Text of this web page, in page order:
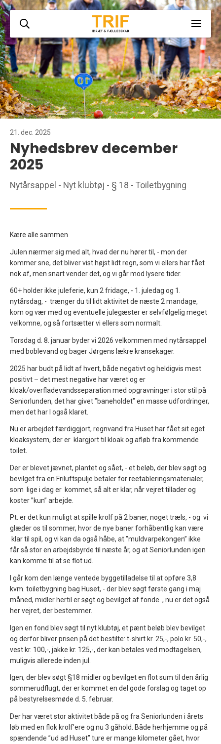
21. dec. 2025
Nyhedsbrev december
2025
Nytårsappel - Nyt klubtøj - § 18 - Toiletbygning
Kære alle sammen
Julen nærmer sig med alt, hvad der nu hører til, - mon der
kommer sne, det bliver vist højst lidt regn, som vi ellers har fået
nok af, men snart vender det, og vi går mod lysere tider.
60+ holder ikke juleferie, kun 2 fridage, - 1. juledag og 1.
nytårsdag, - trænger du til lidt aktivitet de næste 2 mandage,
kom og vær med og eventuelle julegæster er selvfølgelig meget
velkomne, og så fortsætter vi ellers som normalt.
Torsdag d. 8. januar byder vi 2026 velkommen med nytårsappel
med boblevand og bager Jørgens lækre kransekager.
2025 har budt på lidt af hvert, både negativt og heldigvis mest
positivt – det mest negative har været og er
kloak/overfladevandsseparation med opgravninger i stor stil på
Seniorlunden, det har givet ”baneholdet” en masse udfordringer,
men det har I også klaret.
Nu er arbejdet færdiggjort, regnvand fra Huset har fået sit eget
kloaksystem, der er klargjort til kloak og afløb fra kommende
toilet.
Der er blevet jævnet, plantet og sået, - et beløb, der blev søgt og
bevilget fra en Friluftspulje betaler for reetableringsmaterialer,
som lige i dag er kommet, så alt er klar, når vejret tillader og
koster ”kun” arbejde.
Pt. er det kun muligt at spille krolf på 2 baner, noget træls, - og vi
glæder os til sommer, hvor de nye baner forhåbentlig kan være
klar til spil, og vi kan da også håbe, at ”muldvarpekongen” ikke
får så stor en arbejdsbyrde til næste år, og at Seniorlunden igen
kan komme til at se flot ud.
I går kom den længe ventede byggetilladelse til at opføre 3,8
kvm. toiletbygning bag Huset, - der blev søgt første gang i maj
måned, midler hertil er søgt og bevilget af fonde. , nu er det også
her vejret, der bestemmer.
Igen en fond blev søgt til nyt klubtøj, et pænt beløb blev bevilget
og derfor bliver prisen på det bestilte: t-shirt kr. 25,-, polo kr. 50,-,
vest kr. 100,-, jakke kr. 125,-, der kan betales ved modtagelsen,
muligvis allerede inden jul.
Igen, der blev søgt §18 midler og bevilget en flot sum til den årlig
sommerudflugt, der er kommet en del gode forslag og taget op
på bestyrelsesmøde d. 5. februar.
Der har været stor aktivitet både på og fra Seniorlunden i årets
løb med en flok krolf’ere og nu 3 gåhold. Både herhjemme og på
spændende ”ud ad Huset” ture er mange kilometer gået, hvor